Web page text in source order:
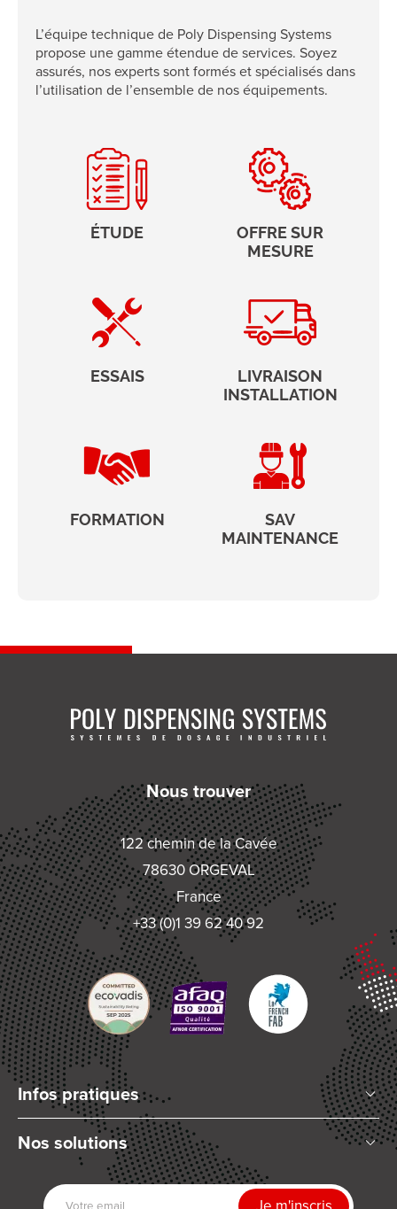
L’équipe technique de Poly Dispensing Systems
propose une gamme étendue de services. Soyez
assurés, nos experts sont formés et spécialisés dans
l’utilisation de l’ensemble de nos équipements.
ÉTUDE
OFFRE SUR
MESURE
ESSAIS
LIVRAISON
INSTALLATION
FORMATION
SAV
MAINTENANCE
Nous trouver
122 chemin de la Cavée
78630 ORGEVAL
France
+33 (0)1 39 62 40 92
Infos pratiques
Qui sommes-nous ?
Articles et Actualités
Nos partenaires
Nos solutions
Mélange planétaire